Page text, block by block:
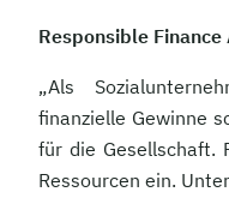
Responsible
„Als
finanzielle Gewinne
für die Gesellschaft.
Ressourcen ein.